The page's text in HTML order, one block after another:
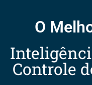
O
Controle